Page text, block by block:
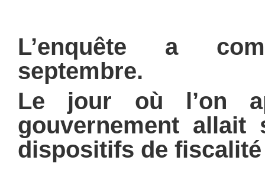
L’enquête a
septembre.
Le jour où l’on
gouvernement allait
dispositifs de fiscalité